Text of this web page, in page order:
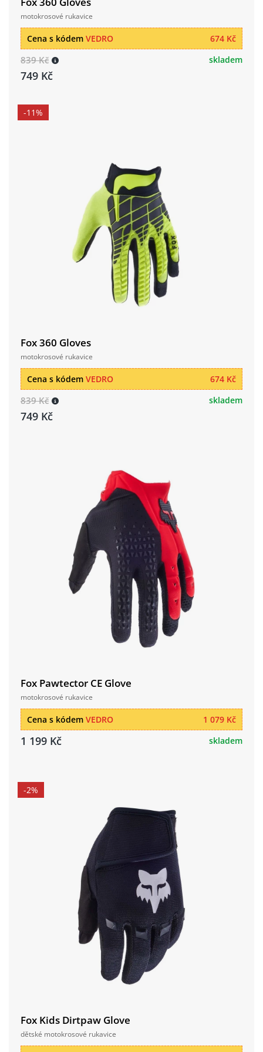
motokrosové rukavice
674 Kč
Cena s kódem VEDRO
839 Kč
749 Kč
skladem
-11%
Fox 360 Gloves
motokrosové rukavice
674 Kč
Cena s kódem VEDRO
839 Kč
749 Kč
skladem
Fox Pawtector CE Glove
motokrosové rukavice
1 079 Kč
Cena s kódem VEDRO
1 199 Kč skladem
-2%
Fox Kids Dirtpaw Glove
dětské motokrosové rukavice